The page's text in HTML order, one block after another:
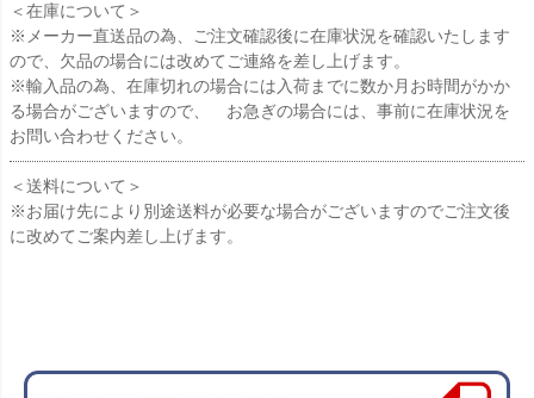
＜在庫について＞
※メーカー直送品の為、ご注文確認後に在庫状況を確認いたします
ので、欠品の場合には改めてご連絡を差し上げます。
※輸入品の為、在庫切れの場合には入荷までに数か月お時間がかか
る場合がございますので、 お急ぎの場合には、事前に在庫状況を
お問い合わせください。
＜送料について＞
※お届け先により別途送料が必要な場合がございますのでご注文後
に改めてご案内差し上げます。